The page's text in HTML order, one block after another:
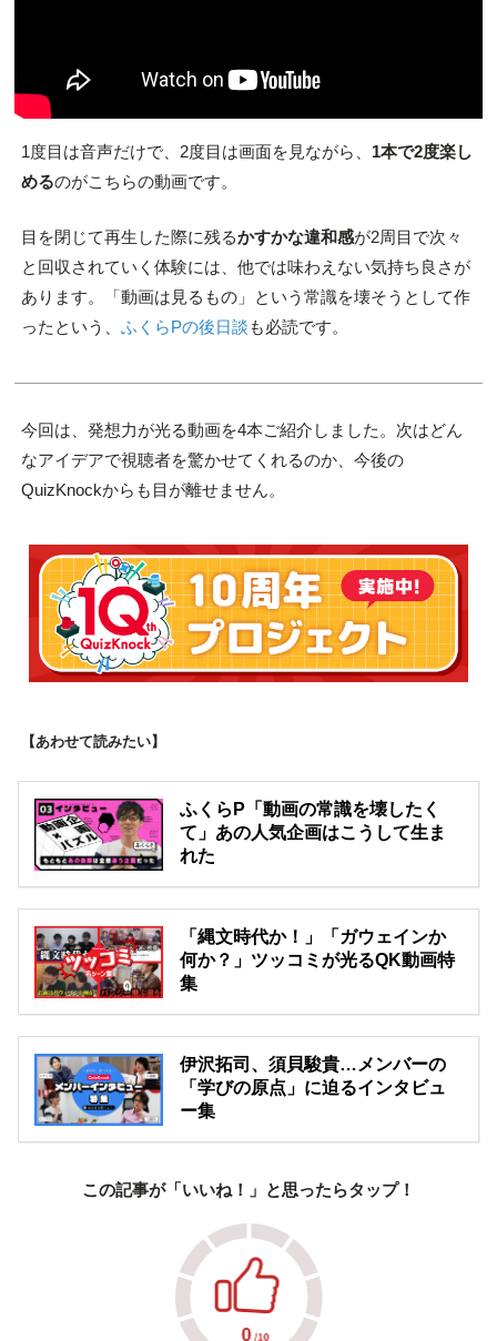
1度目は音声だけで、2度目は画面を見ながら、 1本で2度楽し
めるのがこちらの動画です。
目を閉じて再生した際に残るかすかな違和感が2周目で次々
と回収されていく体験には、他では味わえない気持ち良さが
あります。「動画は見るもの」という常識を壊そうとして作
ったという、 ふくらPの後日談 も必読です。
今回は、発想力が光る動画を4本ご紹介しました。次はどん
なアイデアで視聴者を驚かせてくれるのか、今後の
QuizKnockからも目が離せません。
【あわせて読みたい】
ふくらP「動画の常識を壊したく
て」あの人気企画はこうして生ま
れた
「縄文時代か！」「ガウェインか
何か？」ツッコミが光るQK動画特
集
伊沢拓司、須貝駿貴…メンバーの
「学びの原点」に迫るインタビュ
ー集
この記事が「いいね！」と思ったらタップ！